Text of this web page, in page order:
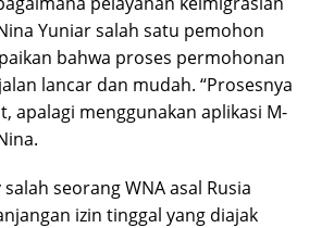
Yuniar salah satu pemohon
bahwa proses permohonan
lancar dan mudah. “Prosesnya
apalagi menggunakan aplikasi M-
seorang WNA asal Rusia
izin tinggal yang diajak